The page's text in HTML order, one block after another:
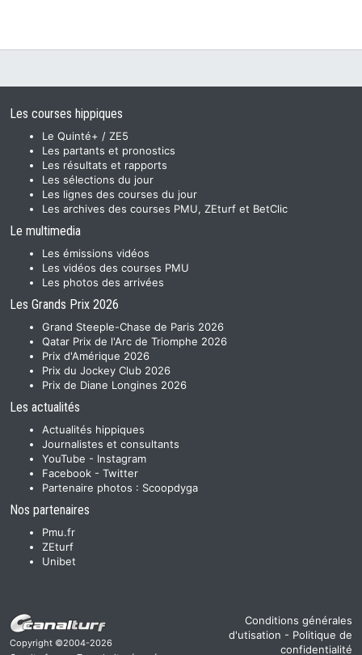
Les courses hippiques
Le Quinté+ / ZE5
Les partants et pronostics
Les résultats et rapports
Les sélections du jour
Les lignes des courses du jour
Les archives des courses PMU, ZEturf et BetClic
Le multimedia
Les émissions vidéos
Les vidéos des courses PMU
Les photos des arrivées
Les Grands Prix 2026
Grand Steeple-Chase de Paris 2026
Qatar Prix de l'Arc de Triomphe 2026
Prix d'Amérique 2026
Prix du Jockey Club 2026
Prix de Diane Longines 2026
Les actualités
Actualités hippiques
Journalistes et consultants
YouTube - Instagram
Facebook - Twitter
Partenaire photos : Scoopdyga
Nos partenaires
Pmu.fr
ZEturf
Unibet
Copyright ©2004-2026
Conditions générales
d'utisation - Politique de
confidentialité